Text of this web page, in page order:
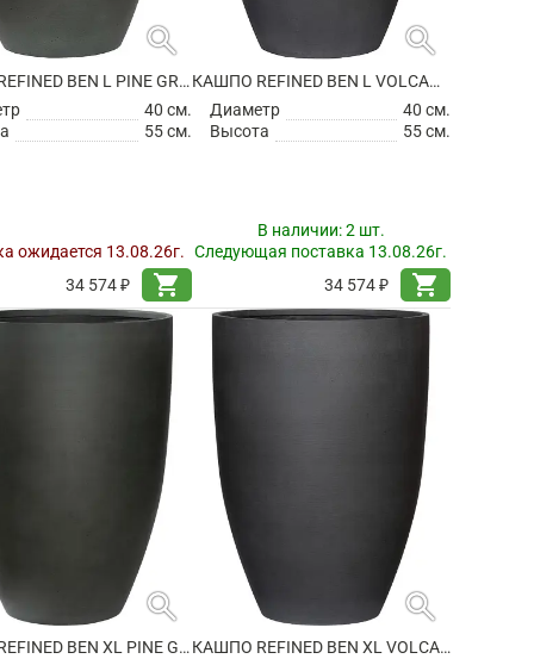
search
КАШПО REFINED BEN L PINE GREEN
40 см.
55 см.
ожидается 13.08.26г.
34 574 ₽
shopping_cart
search
КАШПО REFINED BEN L VOLCANO BLACK
Диаметр
40 см.
Высота
55 см.
В наличии:2 шт.
Следующая поставка 13.08.26г.
34 574 ₽
shopping_cart
search
КАШПО REFINED BEN XL PINE GREEN
search
КАШПО REFINED BEN XL VOLCANO BLACK